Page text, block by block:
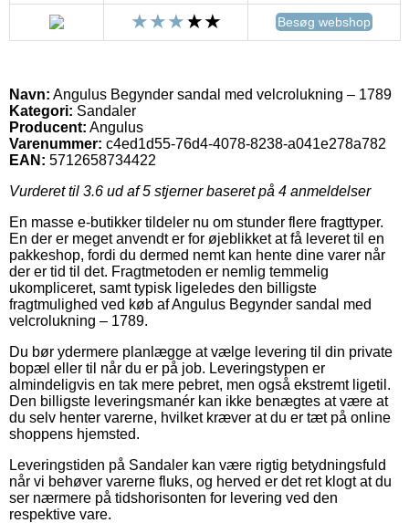
Besøg webshop
Navn: Angulus Begynder sandal med velcrolukning – 1789
Kategori: Sandaler
Producent: Angulus
Varenummer: c4ed1d55-76d4-4078-8238-a041e278a782
EAN: 5712658734422
Vurderet til 3.6 ud af 5 stjerner baseret på 4 anmeldelser
En masse e-butikker tildeler nu om stunder flere fragttyper.
En der er meget anvendt er for øjeblikket at få leveret til en
pakkeshop, fordi du dermed nemt kan hente dine varer når
der er tid til det. Fragtmetoden er nemlig temmelig
ukompliceret, samt typisk ligeledes den billigste
fragtmulighed ved køb af Angulus Begynder sandal med
velcrolukning – 1789.
Du bør ydermere planlægge at vælge levering til din private
bopæl eller til når du er på job. Leveringstypen er
almindeligvis en tak mere pebret, men også ekstremt ligetil.
Den billigste leveringsmanér kan ikke benægtes at være at
du selv henter varerne, hvilket kræver at du er tæt på online
shoppens hjemsted.
Leveringstiden på Sandaler kan være rigtig betydningsfuld
når vi behøver varerne fluks, og herved er det ret klogt at du
ser nærmere på tidshorisonten for levering ved den
respektive vare.